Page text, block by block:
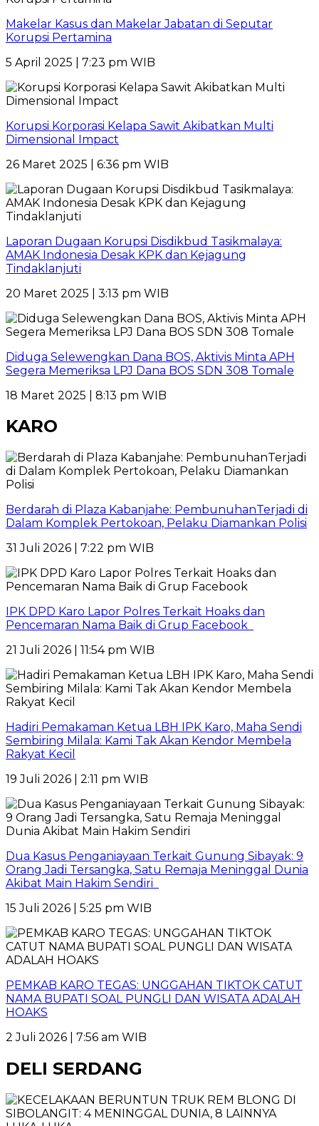
Makelar Kasus dan Makelar Jabatan di Seputar
Korupsi Pertamina
5 April 2025 | 7:23 pm WIB
Korupsi Korporasi Kelapa Sawit Akibatkan Multi
Dimensional Impact
26 Maret 2025 | 6:36 pm WIB
Laporan Dugaan Korupsi Disdikbud Tasikmalaya:
AMAK Indonesia Desak KPK dan Kejagung
Tindaklanjuti
20 Maret 2025 | 3:13 pm WIB
Diduga Selewengkan Dana BOS, Aktivis Minta APH
Segera Memeriksa LPJ Dana BOS SDN 308 Tomale
18 Maret 2025 | 8:13 pm WIB
KARO
Berdarah di Plaza Kabanjahe: PembunuhanTerjadi di
Dalam Komplek Pertokoan, Pelaku Diamankan Polisi
31 Juli 2026 | 7:22 pm WIB
IPK DPD Karo Lapor Polres Terkait Hoaks dan
Pencemaran Nama Baik di Grup Facebook
21 Juli 2026 | 11:54 pm WIB
Hadiri Pemakaman Ketua LBH IPK Karo, Maha Sendi
Sembiring Milala: Kami Tak Akan Kendor Membela
Rakyat Kecil
19 Juli 2026 | 2:11 pm WIB
Dua Kasus Penganiayaan Terkait Gunung Sibayak: 9
Orang Jadi Tersangka, Satu Remaja Meninggal Dunia
Akibat Main Hakim Sendiri
15 Juli 2026 | 5:25 pm WIB
PEMKAB KARO TEGAS: UNGGAHAN TIKTOK CATUT
NAMA BUPATI SOAL PUNGLI DAN WISATA ADALAH
HOAKS
2 Juli 2026 | 7:56 am WIB
DELI SERDANG